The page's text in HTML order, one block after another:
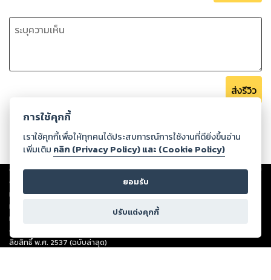
ส่งรีวิว
Copyright ©2026Storylog Co., Ltd. - สตอรี่ล็อกขอสงวนสิทธิ์ไม่รับผิดชอบ
ต่อผลงานหรือเนื้อหาใดที่อัปโหลดผ่านเว็บไซต์และปรากฏว่าละเมิดสิทธิใน
ทรัพย์สินทางปัญญาของบุคคลอื่นหรือขัดต่อกฎหมายและศีลธรรม ดังนั้น ผู้อ่าน
ทุกท่านโปรดใช้วิจารณญาณในการกลั่นกรองด้วยตนเอง และหากท่านพบว่าส่วน
หนึ่งส่วนใดขัดต่อกฎหมายและศีลธรรม กรุณาแจ้งมายังบริษัท เพื่อทีมงานจะได้
ดำเนินการในทันที ทั้งนี้ ทางสตอรี่ล็อกขอสงวนลิขสิทธิ์ตามพระราชบัญญัติ
ลิขสิทธิ์ พ.ศ. 2537 (ฉบับล่าสุด)
การใช้คุกกี้
เราใช้คุกกี้เพื่อให้ทุกคนได้ประสบการณ์การใช้งานที่ดียิ่งขึ้นอ่าน
เพิ่มเติม คลิก (Privacy Policy) และ (Cookie Policy)
ยอมรับ
ปรับแต่งคุกกี้